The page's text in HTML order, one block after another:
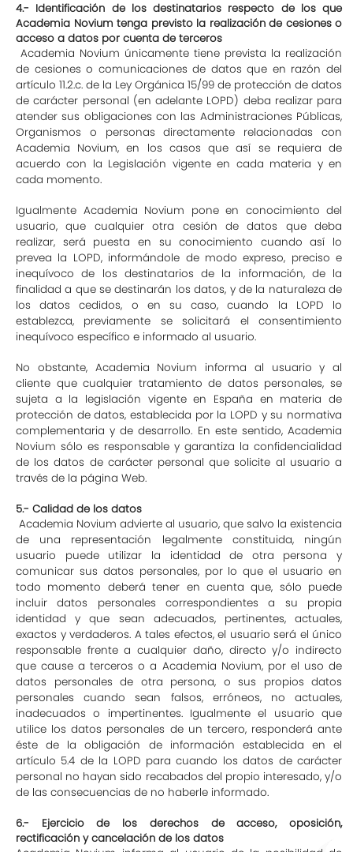
4.- Identificación de los destinatarios respecto de los que
Academia Novium tenga previsto la realización de cesiones o
acceso a datos por cuenta de terceros
Academia Novium únicamente tiene prevista la realización
de cesiones o comunicaciones de datos que en razón del
artículo 11.2.c. de la Ley Orgánica 15/99 de protección de datos
de carácter personal (en adelante LOPD) deba realizar para
atender sus obligaciones con las Administraciones Públicas,
Organismos o personas directamente relacionadas con
Academia Novium, en los casos que así se requiera de
acuerdo con la Legislación vigente en cada materia y en
cada momento.
Igualmente Academia Novium pone en conocimiento del
usuario, que cualquier otra cesión de datos que deba
realizar, será puesta en su conocimiento cuando así lo
prevea la LOPD, informándole de modo expreso, preciso e
inequívoco de los destinatarios de la información, de la
finalidad a que se destinarán los datos, y de la naturaleza de
los datos cedidos, o en su caso, cuando la LOPD lo
establezca, previamente se solicitará el consentimiento
inequívoco específico e informado al usuario.
No obstante, Academia Novium informa al usuario y al
cliente que cualquier tratamiento de datos personales, se
sujeta a la legislación vigente en España en materia de
protección de datos, establecida por la LOPD y su normativa
complementaria y de desarrollo. En este sentido, Academia
Novium sólo es responsable y garantiza la confidencialidad
de los datos de carácter personal que solicite al usuario a
través de la página Web.
5.- Calidad de los datos
Academia Novium advierte al usuario, que salvo la existencia
de una representación legalmente constituida, ningún
usuario puede utilizar la identidad de otra persona y
comunicar sus datos personales, por lo que el usuario en
todo momento deberá tener en cuenta que, sólo puede
incluir datos personales correspondientes a su propia
identidad y que sean adecuados, pertinentes, actuales,
exactos y verdaderos. A tales efectos, el usuario será el único
responsable frente a cualquier daño, directo y/o indirecto
que cause a terceros o a Academia Novium, por el uso de
datos personales de otra persona, o sus propios datos
personales cuando sean falsos, erróneos, no actuales,
inadecuados o impertinentes. Igualmente el usuario que
utilice los datos personales de un tercero, responderá ante
éste de la obligación de información establecida en el
artículo 5.4 de la LOPD para cuando los datos de carácter
personal no hayan sido recabados del propio interesado, y/o
de las consecuencias de no haberle informado.
6.- Ejercicio de los derechos de acceso, oposición,
rectificación y cancelación de los datos